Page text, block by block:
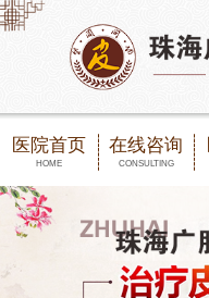
医院首页
HOME
在线咨询
CONSULTING